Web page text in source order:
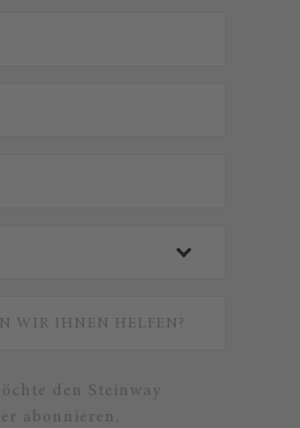
den Steinway
abonnieren.